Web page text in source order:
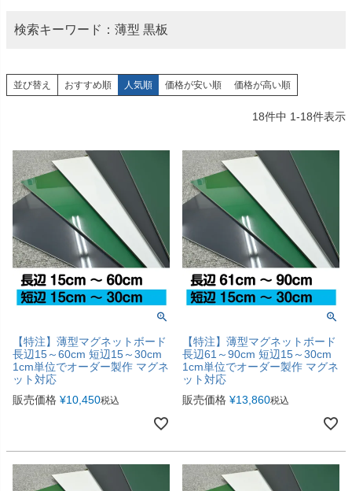
検索キーワード：薄型 黒板
並び替え おすすめ順 人気順 価格が安い順 価格が高い順
18件中 1-18件表示
【特注】薄型マグネットボード
長辺15～60cm 短辺15～30cm
1cm単位でオーダー製作 マグネ
ット対応
販売価格 ¥10,450税込
【特注】薄型マグネットボード
長辺61～90cm 短辺15～30cm
1cm単位でオーダー製作 マグネ
ット対応
販売価格 ¥13,860税込